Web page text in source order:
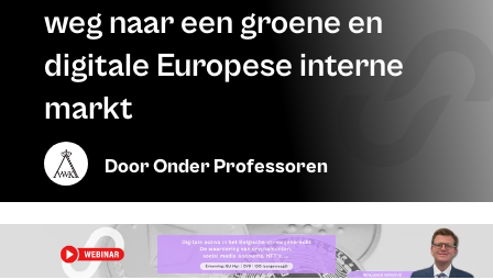
weg naar een groene en
digitale Europese interne
markt
DoorOnder Professoren